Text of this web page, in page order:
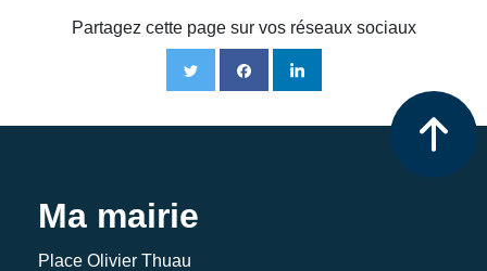
Partagez cette page sur vos réseaux sociaux
Ma mairie
Place Olivier Thuau